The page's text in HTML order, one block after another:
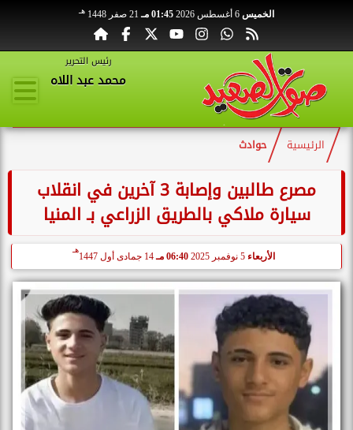
الخميس 01:45 مـ 21 صفر 1448 هـ
رئيس التحرير
محمد عبد اللاه
الرئيسية حوادث
مصرع طالبين وإصابة 3 آخرين في انقلاب
سيارة ملاكي بالطريق الزراعي بـ المنيا
الأربعاء 5 نوفمبر 2025 06:40 مـ 14 جمادى أول 1447
هـ